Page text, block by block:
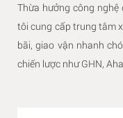
Thừa hưởng công
tôi cung cấp trung tâm
bãi, giao vận nhanh
chiến lược như GHN,